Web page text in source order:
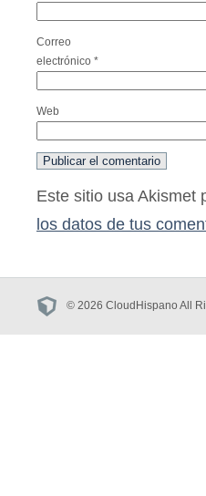
Correo
electrónico *
Web
Este sitio usa Akismet
los datos de tus
© 2026 CloudHispano All